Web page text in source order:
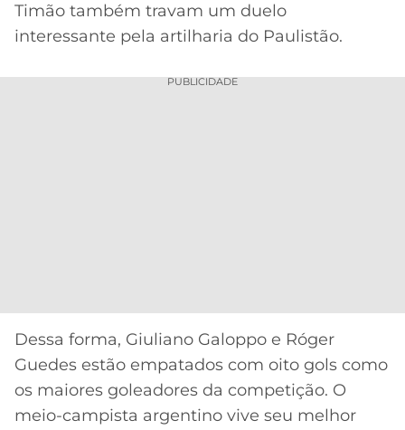
MELHORES
DE
FLAMENGO
FLUMINENSE
ATLÉTICO
MG
CRUZEIRO
PREMIER
LEAGUE
Timão também travam um duelo
interessante pela artilharia do Paulistão.
PUBLICIDADE
Dessa forma, Giuliano Galoppo e Róger
Guedes estão empatados com oito gols como
os maiores goleadores da competição. O
meio-campista argentino vive seu melhor